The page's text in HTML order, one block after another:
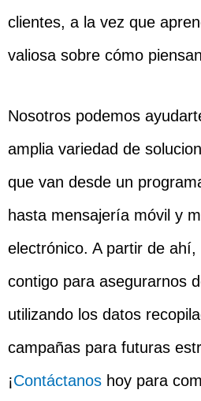
clientes, a la vez que
valiosa sobre cómo
Nosotros podemos
amplia variedad de
que van desde un
hasta mensajería móvil y
electrónico. A partir de
contigo para asegurarnos
utilizando los datos
campañas para futuras
¡Contáctanos hoy para